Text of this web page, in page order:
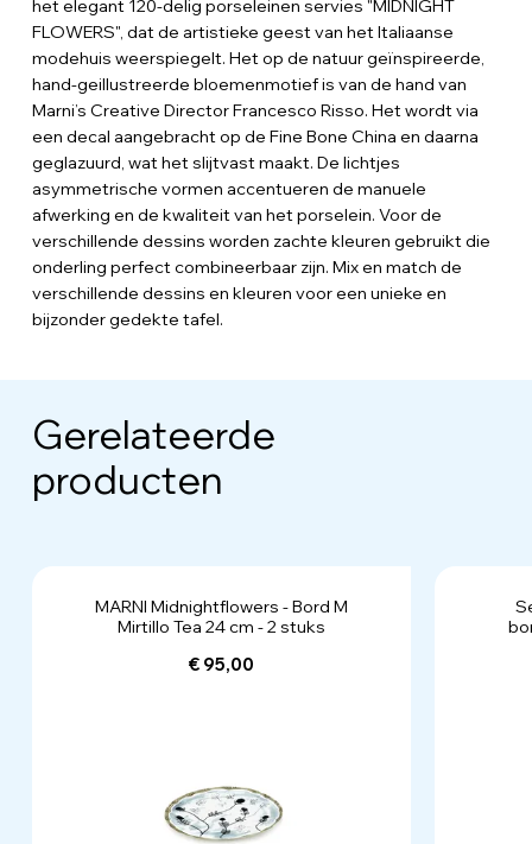
het elegant 120-delig porseleinen servies "MIDNIGHT
FLOWERS", dat de artistieke geest van het Italiaanse
modehuis weerspiegelt. Het op de natuur geïnspireerde,
hand-geillustreerde bloemenmotief is van de hand van
Marni’s Creative Director Francesco Risso. Het wordt via
een decal aangebracht op de Fine Bone China en daarna
geglazuurd, wat het slijtvast maakt. De lichtjes
asymmetrische vormen accentueren de manuele
afwerking en de kwaliteit van het porselein. Voor de
verschillende dessins worden zachte kleuren gebruikt die
onderling perfect combineerbaar zijn. Mix en match de
verschillende dessins en kleuren voor een unieke en
bijzonder gedekte tafel.
Gerelateerde
producten
MARNI Midnightflowers - Bord M
Mirtillo Tea 24 cm - 2 stuks
€ 95,00